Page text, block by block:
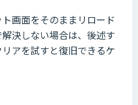
画面をそのままリロード
決しない場合は、後述す
アを試すと復旧できるケ